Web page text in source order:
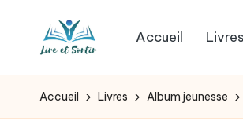
L
i
livres
pour
Accueil Livres
Accueil Livres Album jeunesse